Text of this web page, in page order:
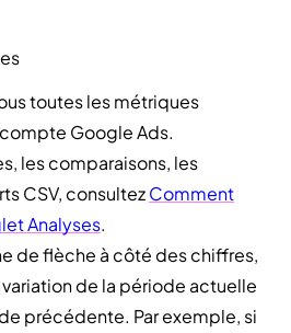
toutes les métriques
Google Ads.
les comparaisons, les
CSV, consultezComment
Analyses.
de flèche à côté des chiffres,
de la période actuelle
précédente. Par exemple, si